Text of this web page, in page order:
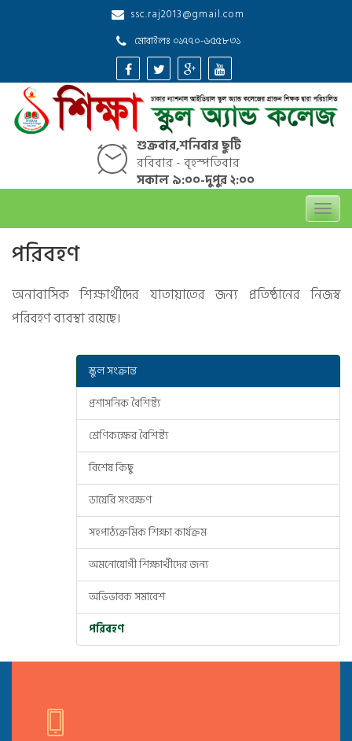
ssc.raj2013@gmail.com
মোবাইলঃ ০১৭৭০-৬৫৫৮৩১
শুক্রবার,শনিবার ছুটি
রবিবার - বৃহস্পতিবার
সকাল ৯:০০-দুপুর ২:০০
পরিবহণ
অনাবাসিক শিক্ষার্থীদের যাতায়াতের জন্য প্রতিষ্ঠানের নিজস্ব
পরিবহণ ব্যবস্থা রয়েছে।
স্কুল সংক্রান্ত
প্রশাসনিক বৈশিষ্ট্য
শ্রেণিকক্ষের বৈশিষ্ট্য
বিশেষ কিছু
ডায়েরি সংরক্ষণ
সহপাঠ্যক্রমিক শিক্ষা কার্যক্রম
অমনোযোগী শিক্ষার্থীদের জন্য
অভিভাবক সমাবেশ
পরিবহণ